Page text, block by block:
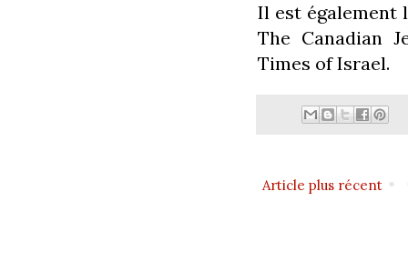
Il est également
The Canadian
Times of Israel.
Article plus récent